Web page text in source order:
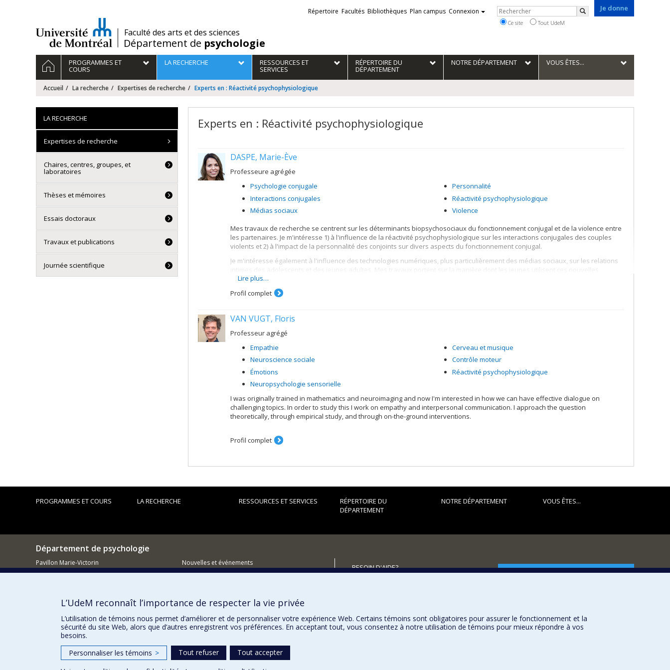
/Faculté des arts et des sciences
Département de psychologie
Je donne
Liens
externes
Répertoire Facultés Bibliothèques Plan campus Connexion Rechercher
Rechercher
Ce site Tout UdeM
Navigation
principale
ACCUEILPROGRAMMES ET
COURS
LA RECHERCHE RESSOURCES ET
SERVICES
RÉPERTOIRE DU
DÉPARTEMENT
NOTRE DÉPARTEMENT VOUS ÊTES...
Accueil La recherche Expertises de recherche Experts en : Réactivité psychophysiologique
Experts en : Réactivité psychophysiologique
DASPE, Marie-Ève
Professeure agrégée
Psychologie conjugale
Interactions conjugales
Médias sociaux
Personnalité
Réactivité psychophysiologique
Violence
Mes travaux de recherche se centrent sur les déterminants biopsychosociaux du fonctionnement conjugal et de la violence entre
les partenaires. Je m'intéresse 1) à l'influence de la réactivité psychophysiologique sur les interactions conjugales des couples
violents et 2) à l'impact de la personnalité des conjoints sur divers aspects du fonctionnement conjugal.
Je m'intéresse également à l'influence des technologies numériques, plus particulièrement des médias sociaux, sur les relations
intimes des adolescents et des jeunes adultes. Mes travaux portent sur la manière dont les jeunes utilisent ces nouvelles
technologies et comment cette utilisation affecte l'intimité, les conflits et la qualité de leurs relations amoureuses.
Lire plus…
Profil complet
VAN VUGT, Floris
Professeur agrégé
Empathie
Neuroscience sociale
Émotions
Neuropsychologie sensorielle
Cerveau et musique
Contrôle moteur
Réactivité psychophysiologique
I was originally trained in mathematics and neuroimaging and now I'm interested in how we can have effective dialogue on
challenging topics. In order to study this I work on empathy and interpersonal communication. I approach the question
theoretically, through empirical study, and through on-the-ground interventions.
Profil complet
LA RECHERCHE
Expertises de recherche
Chaires, centres, groupes, et
laboratoires
Thèses et mémoires
Essais doctoraux
Travaux et publications
Journée scientifique
PROGRAMMES ET COURS LA RECHERCHE RESSOURCES ET SERVICES
RÉPERTOIRE DU
DÉPARTEMENT
NOTRE DÉPARTEMENT VOUS ÊTES...
Département de psychologie
Pavillon Marie-Victorin
90, avenue Vincent d'Indy
514 343-6972
Nouvelles et événements
BESOIN D'AIDE?
FACULTÉ DES ARTS ET DES SCIENCES
Nos programmes et cours
L’UdeM reconnaît l’importance de respecter la vie privée
L’utilisation de témoins nous permet d’améliorer et de personnaliser votre expérience Web. Certains témoins sont obligatoires pour assurer le fonctionnement et la
sécurité du site Web, alors que d’autres enregistrent vos préférences. En acceptant tout, vous consentez à notre utilisation de témoins pour mieux répondre à vos
besoins.
Personnaliser les témoins > Tout refuser
Tout accepter